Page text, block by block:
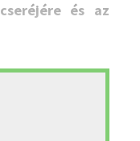
cseréjére és az